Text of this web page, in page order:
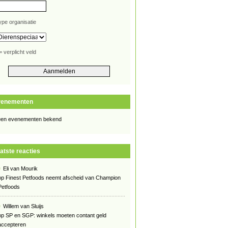
organisatie
verplicht veld
evenementen bekend
reacties
Eli van Mourik
Finest Petfoods neemt afscheid van Champion
Willem van Sluijs
SP en SGP: winkels moeten contant geld